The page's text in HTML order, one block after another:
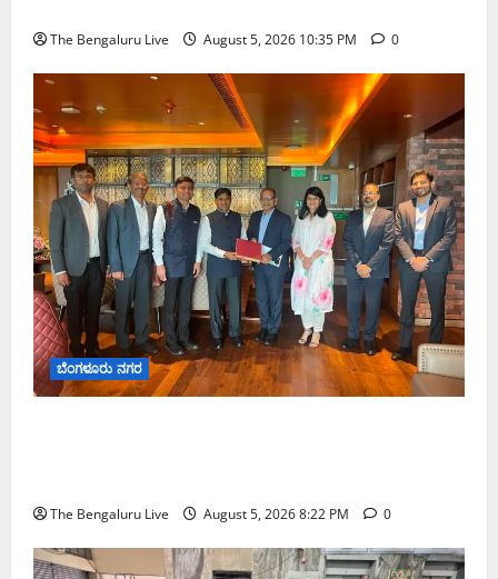
The Bengaluru Live August 5, 2026 10:35 PM 0
ಬೆಂಗಳೂರು ನಗರ
The Bengaluru Live August 5, 2026 8:22 PM 0